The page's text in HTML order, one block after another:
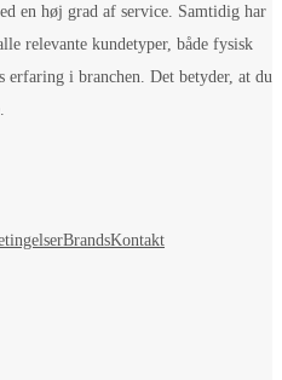
en høj grad af service. Samtidig har
relevante kundetyper, både fysisk
i branchen. Det betyder, at du
BrandsKontakt